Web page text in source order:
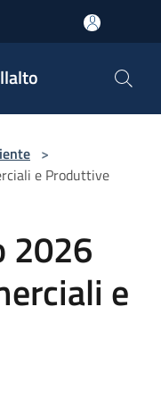
>
e Produttive
2026
e